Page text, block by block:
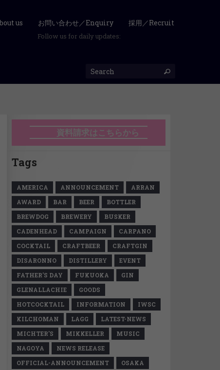
us お問い合わせ／Enquiry 採用／Recruit
Follow us for daily updates:
資料請求はこちらから
Tags
AMERICA ANNOUNCEMENT
ARRAN
AWARD
BAR BEER
BOTTLER
BREWDOG
BREWERY
BUSKER
CADENHEAD
CAMPAIGN
CARPANO
COCKTAIL
CRAFTBEER
CRAFTGIN
DISARONNO
DISTILLERY
EVENT
FATHER'S DAY
FUKUOKA
GIN
GLENALLACHIE
GOODS
HOTCOCKTAIL
INFORMATION
IWSC
KILCHOMAN
LAGG
LATEST-NEWS
MICHTER'S
MIKKELLER
MUSIC
NAGOYA
NEWS RELEASE
OFFICIAL-ANNOUNCEMENT
OSAKA